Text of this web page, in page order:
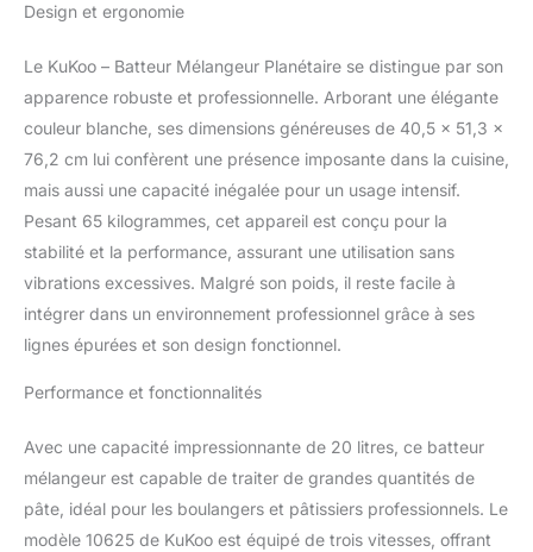
Design et ergonomie
Le KuKoo – Batteur Mélangeur Planétaire se distingue par son
apparence robuste et professionnelle. Arborant une élégante
couleur blanche, ses dimensions généreuses de 40,5 x 51,3 x
76,2 cm lui confèrent une présence imposante dans la cuisine,
mais aussi une capacité inégalée pour un usage intensif.
Pesant 65 kilogrammes, cet appareil est conçu pour la
stabilité et la performance, assurant une utilisation sans
vibrations excessives. Malgré son poids, il reste facile à
intégrer dans un environnement professionnel grâce à ses
lignes épurées et son design fonctionnel.
Performance et fonctionnalités
Avec une capacité impressionnante de 20 litres, ce batteur
mélangeur est capable de traiter de grandes quantités de
pâte, idéal pour les boulangers et pâtissiers professionnels. Le
modèle 10625 de KuKoo est équipé de trois vitesses, offrant